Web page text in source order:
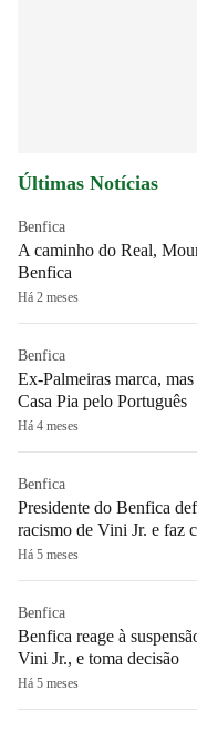
Últimas Notícias
Benfica
A caminho do Real,
Benfica
Há 2 meses
Benfica
Ex-Palmeiras marca,
Casa Pia pelo Português
Há 4 meses
Benfica
Presidente do Benfica
racismo de Vini Jr. e faz
Há 5 meses
Benfica
Benfica reage à
Vini Jr., e toma decisão
Há 5 meses